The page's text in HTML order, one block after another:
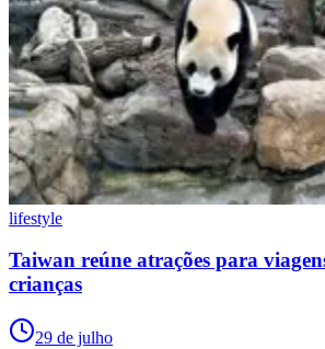
lifestyle
Taiwan reúne atrações para
crianças
29 de julho